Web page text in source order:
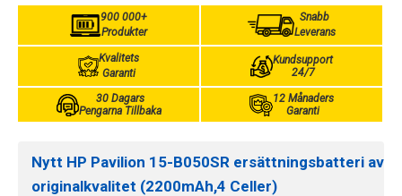
900 000+
Produkter
Snabb
Leverans
Kvalitets
Garanti
Kundsupport
24/7
30 Dagars
Pengarna Tillbaka
12 Månaders
Garanti
Nytt HP Pavilion 15-B050SR ersättningsbatteri av
originalkvalitet (2200mAh,4 Celler)